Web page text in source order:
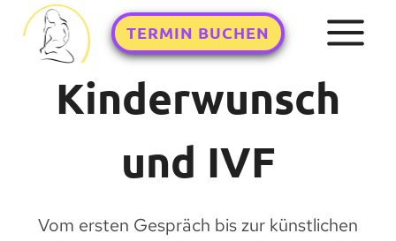
Zum
Inhalt
springen
TERMIN BUCHEN
Kinderwunsch
und IVF
Vom ersten Gespräch bis zur künstlichen